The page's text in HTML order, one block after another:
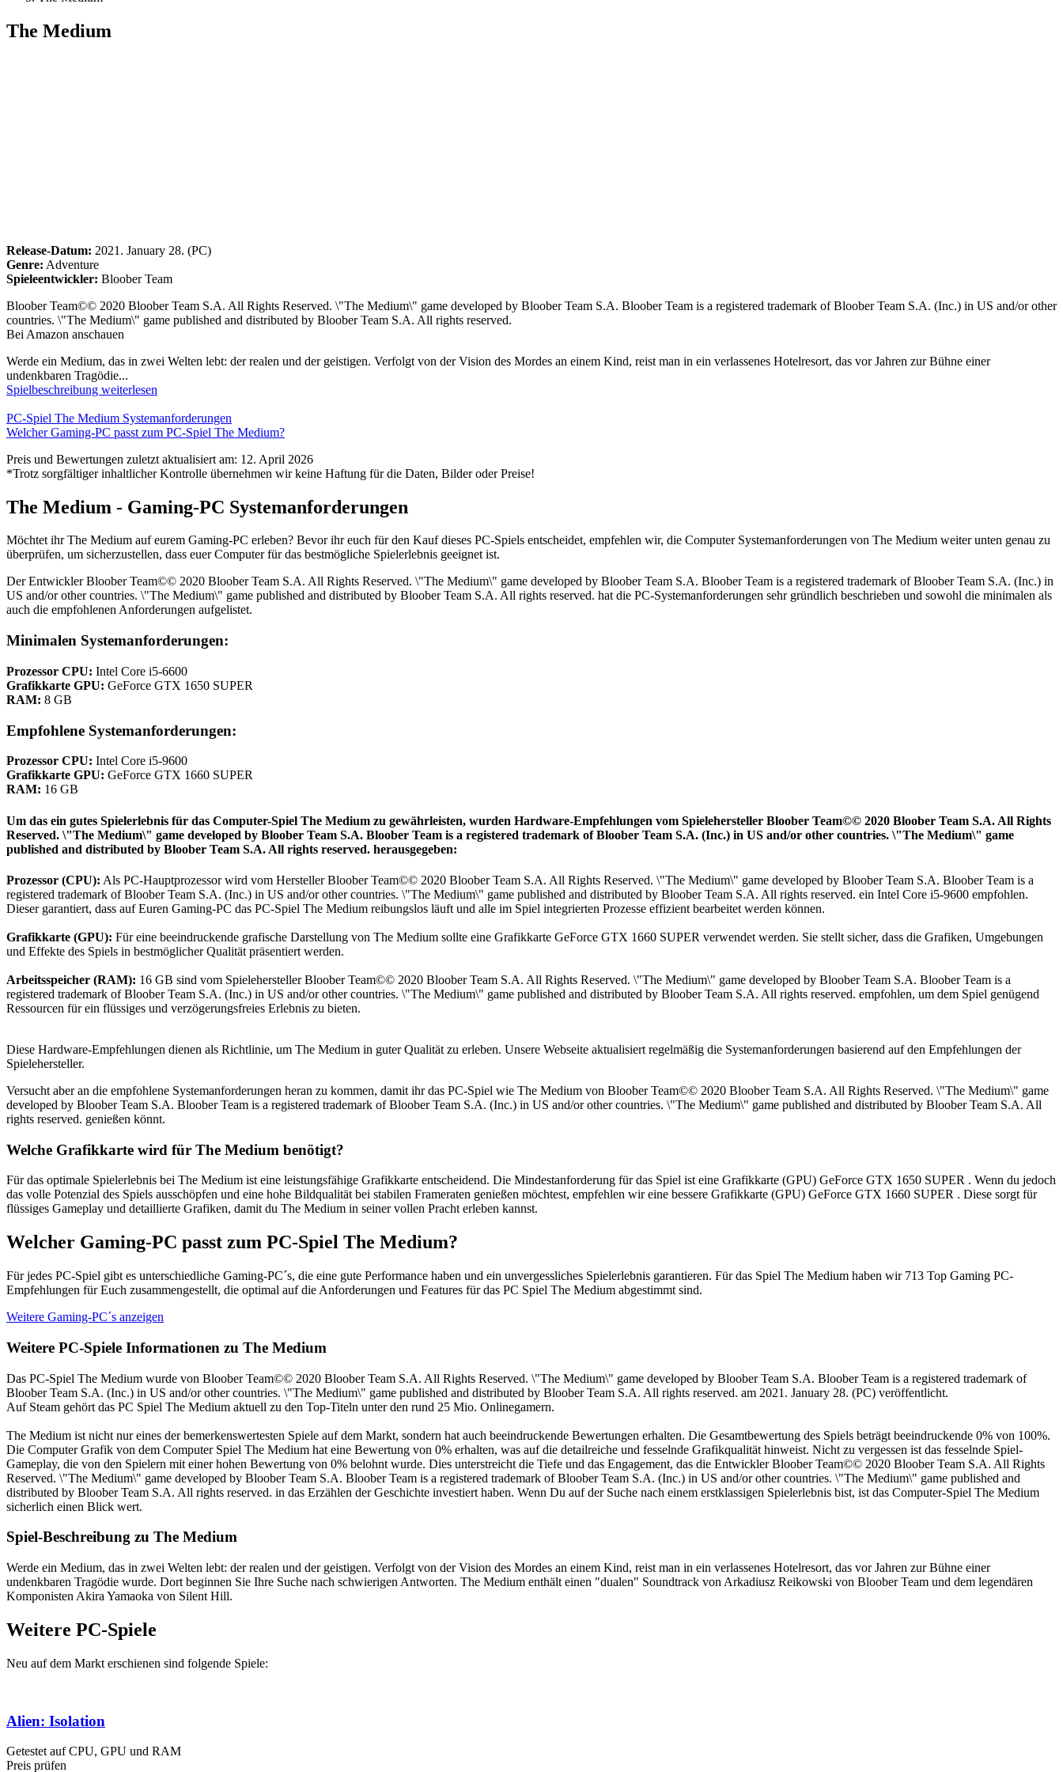
The Medium
Release-Datum: 2021. January 28. (PC)
Genre: Adventure
Spieleentwickler: Bloober Team
Bloober Team©© 2020 Bloober Team S.A. All Rights Reserved. \"The Medium\" game developed by Bloober Team S.A. Bloober Team is a registered trademark of Bloober Team S.A. (Inc.) in US and/or other
countries. \"The Medium\" game published and distributed by Bloober Team S.A. All rights reserved.
Bei Amazon anschauen
Werde ein Medium, das in zwei Welten lebt: der realen und der geistigen. Verfolgt von der Vision des Mordes an einem Kind, reist man in ein verlassenes Hotelresort, das vor Jahren zur Bühne einer
undenkbaren Tragödie...
Spielbeschreibung weiterlesen
PC-Spiel The Medium Systemanforderungen
Welcher Gaming-PC passt zum PC-Spiel The Medium?
Preis und Bewertungen zuletzt aktualisiert am: 12. April 2026
*Trotz sorgfältiger inhaltlicher Kontrolle übernehmen wir keine Haftung für die Daten, Bilder oder Preise!
The Medium - Gaming-PC Systemanforderungen
Möchtet ihr The Medium auf eurem Gaming-PC erleben? Bevor ihr euch für den Kauf dieses PC-Spiels entscheidet, empfehlen wir, die Computer Systemanforderungen von The Medium weiter unten genau zu
überprüfen, um sicherzustellen, dass euer Computer für das bestmögliche Spielerlebnis geeignet ist.
Der Entwickler Bloober Team©© 2020 Bloober Team S.A. All Rights Reserved. \"The Medium\" game developed by Bloober Team S.A. Bloober Team is a registered trademark of Bloober Team S.A. (Inc.) in
US and/or other countries. \"The Medium\" game published and distributed by Bloober Team S.A. All rights reserved. hat die PC-Systemanforderungen sehr gründlich beschrieben und sowohl die minimalen als
auch die empfohlenen Anforderungen aufgelistet.
Minimalen Systemanforderungen:
Prozessor CPU: Intel Core i5-6600
Grafikkarte GPU: GeForce GTX 1650 SUPER
RAM: 8 GB
Empfohlene Systemanforderungen:
Prozessor CPU: Intel Core i5-9600
Grafikkarte GPU: GeForce GTX 1660 SUPER
RAM: 16 GB
Um das ein gutes Spielerlebnis für das Computer-Spiel The Medium zu gewährleisten, wurden Hardware-Empfehlungen vom Spielehersteller Bloober Team©© 2020 Bloober Team S.A. All Rights
Reserved. \"The Medium\" game developed by Bloober Team S.A. Bloober Team is a registered trademark of Bloober Team S.A. (Inc.) in US and/or other countries. \"The Medium\" game
published and distributed by Bloober Team S.A. All rights reserved. herausgegeben:
Prozessor (CPU): Als PC-Hauptprozessor wird vom Hersteller Bloober Team©© 2020 Bloober Team S.A. All Rights Reserved. \"The Medium\" game developed by Bloober Team S.A. Bloober Team is a
registered trademark of Bloober Team S.A. (Inc.) in US and/or other countries. \"The Medium\" game published and distributed by Bloober Team S.A. All rights reserved. ein Intel Core i5-9600 empfohlen.
Dieser garantiert, dass auf Euren Gaming-PC das PC-Spiel The Medium reibungslos läuft und alle im Spiel integrierten Prozesse effizient bearbeitet werden können.
Grafikkarte (GPU): Für eine beeindruckende grafische Darstellung von The Medium sollte eine Grafikkarte GeForce GTX 1660 SUPER verwendet werden. Sie stellt sicher, dass die Grafiken, Umgebungen
und Effekte des Spiels in bestmöglicher Qualität präsentiert werden.
Arbeitsspeicher (RAM): 16 GB sind vom Spielehersteller Bloober Team©© 2020 Bloober Team S.A. All Rights Reserved. \"The Medium\" game developed by Bloober Team S.A. Bloober Team is a
registered trademark of Bloober Team S.A. (Inc.) in US and/or other countries. \"The Medium\" game published and distributed by Bloober Team S.A. All rights reserved. empfohlen, um dem Spiel genügend
Ressourcen für ein flüssiges und verzögerungsfreies Erlebnis zu bieten.
Diese Hardware-Empfehlungen dienen als Richtlinie, um The Medium in guter Qualität zu erleben. Unsere Webseite aktualisiert regelmäßig die Systemanforderungen basierend auf den Empfehlungen der
Spielehersteller.
Versucht aber an die empfohlene Systemanforderungen heran zu kommen, damit ihr das PC-Spiel wie The Medium von Bloober Team©© 2020 Bloober Team S.A. All Rights Reserved. \"The Medium\" game
developed by Bloober Team S.A. Bloober Team is a registered trademark of Bloober Team S.A. (Inc.) in US and/or other countries. \"The Medium\" game published and distributed by Bloober Team S.A. All
rights reserved. genießen könnt.
Welche Grafikkarte wird für The Medium benötigt?
Für das optimale Spielerlebnis bei The Medium ist eine leistungsfähige Grafikkarte entscheidend. Die Mindestanforderung für das Spiel ist eine Grafikkarte (GPU) GeForce GTX 1650 SUPER . Wenn du jedoch
das volle Potenzial des Spiels ausschöpfen und eine hohe Bildqualität bei stabilen Frameraten genießen möchtest, empfehlen wir eine bessere Grafikkarte (GPU) GeForce GTX 1660 SUPER . Diese sorgt für
flüssiges Gameplay und detaillierte Grafiken, damit du The Medium in seiner vollen Pracht erleben kannst.
Welcher Gaming-PC passt zum PC-Spiel The Medium?
Für jedes PC-Spiel gibt es unterschiedliche Gaming-PC´s, die eine gute Performance haben und ein unvergessliches Spielerlebnis garantieren. Für das Spiel The Medium haben wir 713 Top Gaming PC-
Empfehlungen für Euch zusammengestellt, die optimal auf die Anforderungen und Features für das PC Spiel The Medium abgestimmt sind.
Weitere Gaming-PC´s anzeigen
Weitere PC-Spiele Informationen zu The Medium
Das PC-Spiel The Medium wurde von Bloober Team©© 2020 Bloober Team S.A. All Rights Reserved. \"The Medium\" game developed by Bloober Team S.A. Bloober Team is a registered trademark of
Bloober Team S.A. (Inc.) in US and/or other countries. \"The Medium\" game published and distributed by Bloober Team S.A. All rights reserved. am 2021. January 28. (PC) veröffentlicht.
Auf Steam gehört das PC Spiel The Medium aktuell zu den Top-Titeln unter den rund 25 Mio. Onlinegamern.
The Medium ist nicht nur eines der bemerkenswertesten Spiele auf dem Markt, sondern hat auch beeindruckende Bewertungen erhalten. Die Gesamtbewertung des Spiels beträgt beeindruckende 0% von 100%.
Die Computer Grafik von dem Computer Spiel The Medium hat eine Bewertung von 0% erhalten, was auf die detailreiche und fesselnde Grafikqualität hinweist. Nicht zu vergessen ist das fesselnde Spiel-
Gameplay, die von den Spielern mit einer hohen Bewertung von 0% belohnt wurde. Dies unterstreicht die Tiefe und das Engagement, das die Entwickler Bloober Team©© 2020 Bloober Team S.A. All Rights
Reserved. \"The Medium\" game developed by Bloober Team S.A. Bloober Team is a registered trademark of Bloober Team S.A. (Inc.) in US and/or other countries. \"The Medium\" game published and
distributed by Bloober Team S.A. All rights reserved. in das Erzählen der Geschichte investiert haben. Wenn Du auf der Suche nach einem erstklassigen Spielerlebnis bist, ist das Computer-Spiel The Medium
sicherlich einen Blick wert.
Spiel-Beschreibung zu The Medium
Werde ein Medium, das in zwei Welten lebt: der realen und der geistigen. Verfolgt von der Vision des Mordes an einem Kind, reist man in ein verlassenes Hotelresort, das vor Jahren zur Bühne einer
undenkbaren Tragödie wurde. Dort beginnen Sie Ihre Suche nach schwierigen Antworten. The Medium enthält einen "dualen" Soundtrack von Arkadiusz Reikowski von Bloober Team und dem legendären
Komponisten Akira Yamaoka von Silent Hill.
Weitere PC-Spiele
Neu auf dem Markt erschienen sind folgende Spiele:
Alien: Isolation
Getestet auf CPU, GPU und RAM
Preis prüfen